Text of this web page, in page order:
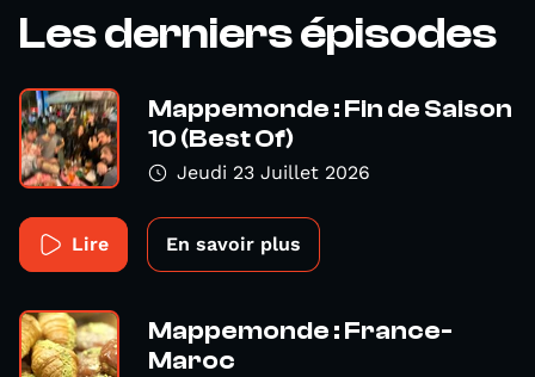
Les derniers épisodes
Mappemonde : Fin de Saison
10 (Best Of)
Jeudi 23 Juillet 2026
Lire En savoir plus
Mappemonde : France-
Maroc